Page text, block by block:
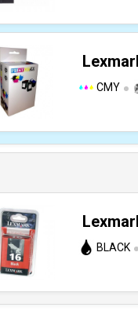
CMY
BLACK